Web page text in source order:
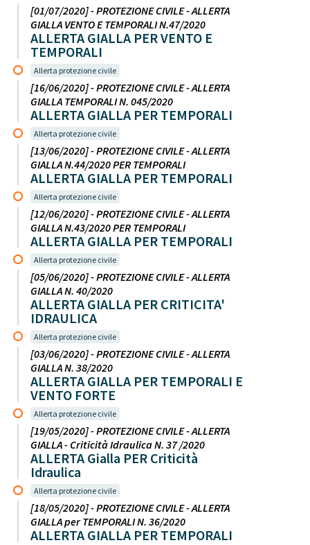
[01/07/2020] - PROTEZIONE CIVILE - ALLERTA
GIALLA VENTO E TEMPORALI N.47/2020
ALLERTA GIALLA PER VENTO E
TEMPORALI
Allerta protezione civile
[16/06/2020] - PROTEZIONE CIVILE - ALLERTA
GIALLA TEMPORALI N. 045/2020
ALLERTA GIALLA PER TEMPORALI
Allerta protezione civile
[13/06/2020] - PROTEZIONE CIVILE - ALLERTA
GIALLA N.44/2020 PER TEMPORALI
ALLERTA GIALLA PER TEMPORALI
Allerta protezione civile
[12/06/2020] - PROTEZIONE CIVILE - ALLERTA
GIALLA N.43/2020 PER TEMPORALI
ALLERTA GIALLA PER TEMPORALI
Allerta protezione civile
[05/06/2020] - PROTEZIONE CIVILE - ALLERTA
GIALLA N. 40/2020
ALLERTA GIALLA PER CRITICITA'
IDRAULICA
Allerta protezione civile
[03/06/2020] - PROTEZIONE CIVILE - ALLERTA
GIALLA N. 38/2020
ALLERTA GIALLA PER TEMPORALI E
VENTO FORTE
Allerta protezione civile
[19/05/2020] - PROTEZIONE CIVILE - ALLERTA
GIALLA - Criticità Idraulica N. 37 /2020
ALLERTA Gialla PER Criticità
Idraulica
Allerta protezione civile
[18/05/2020] - PROTEZIONE CIVILE - ALLERTA
GIALLA per TEMPORALI N. 36/2020
ALLERTA GIALLA PER TEMPORALI